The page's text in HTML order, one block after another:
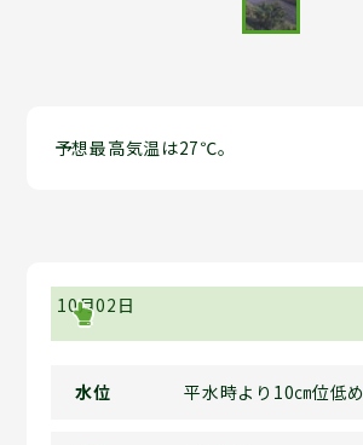
予想最高気温は27℃。
10月02日
水位 平水時より10㎝位低め